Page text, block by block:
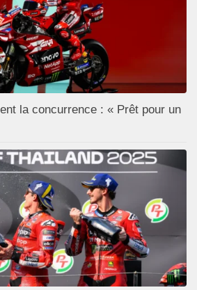
la concurrence : « Prêt pour un